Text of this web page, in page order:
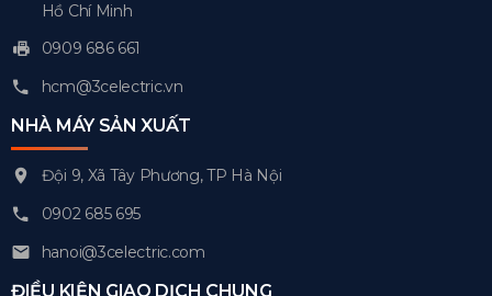
Hồ Chí Minh
0909 686 661
hcm@3celectric.vn
NHÀ MÁY SẢN XUẤT
Đội 9, Xã Tây Phương, TP Hà Nội
0902 685 695
hanoi@3celectric.com
ĐIỀU KIỆN GIAO DỊCH CHUNG